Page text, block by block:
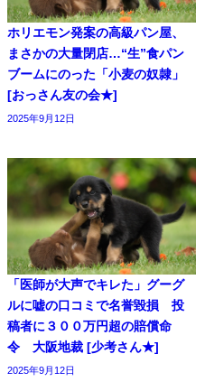
ホリエモン発案の高級パン屋、
まさかの大量閉店…“生”食パン
ブームにのった「小麦の奴隷」
[おっさん友の会★]
2025年9月12日
「医師が大声でキレた」グーグ
ルに嘘の口コミで名誉毀損 投
稿者に３００万円超の賠償命
令 大阪地裁 [少考さん★]
2025年9月12日